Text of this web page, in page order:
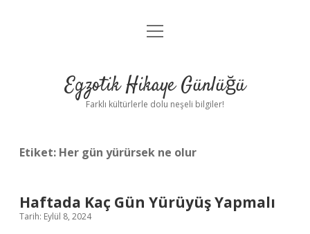
Anasayfa
Yasal Uyarı
menüyü
Egzotik Hikaye Günlüğü
Farklı kültürlerle dolu neşeli bilgiler!
Etiket: Her gün yürürsek ne olur
Haftada Kaç Gün Yürüyüş Yapmalı
Tarih: Eylül 8, 2024